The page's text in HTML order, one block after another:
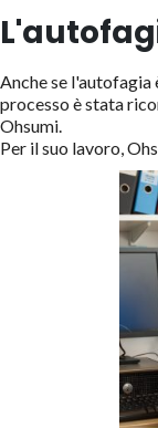
Anche se l'autofagia
processo è stata
Ohsumi.
Per il suo lavoro,